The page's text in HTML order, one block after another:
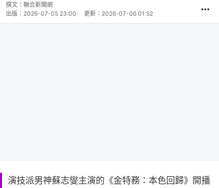
撰文： 聯合新聞網
出版： 2026-07-05 23:00 更新： 2026-07-06 01:52
演技派男神蘇志燮主演的《金特務：本色回歸》開播